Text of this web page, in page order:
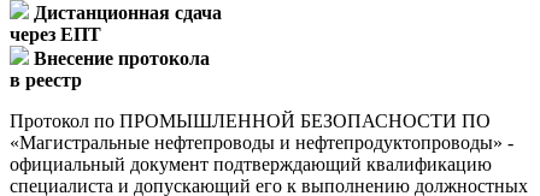
Дистанционная сдача
через ЕПТ
Внесение протокола
в реестр
Протокол по ПРОМЫШЛЕННОЙ БЕЗОПАСНОСТИ ПО
«Магистральные нефтепроводы и нефтепродуктопроводы» -
официальный документ подтверждающий квалификацию
специалиста и допускающий его к выполнению должностных